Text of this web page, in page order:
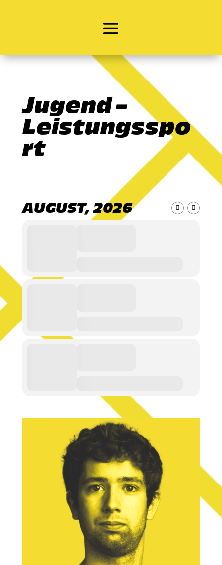
Jugend –
Leistungsspo
rt
AUGUST, 2026